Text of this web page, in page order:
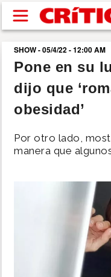
Pasar al contenido
buscar
SUCESOS
POLÍTICA
SHOW - 05/4/22 - 12:00 AM
Pone en su
dijo que
obesidad’
Por otro lado,
manera que